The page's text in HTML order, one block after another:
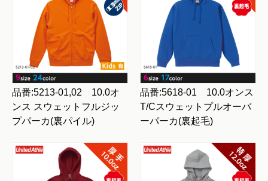
品番:5213-01,02 10.0オ
ンス スウェットフルジッ
プパーカ(裏パイル)
品番:5618-01 10.0オンス
T/Cスウェットプルオーバ
ーパーカ(裏起毛)